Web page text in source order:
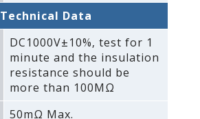
Technical Data
DC1000V±10%‚ test for 1
minute and the insulation
resistance should be
more than 100MΩ
50mΩ Max.